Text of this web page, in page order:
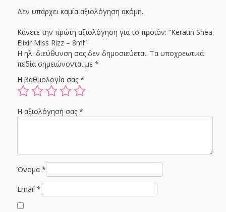
Δεν υπάρχει καμία αξιολόγηση ακόμη.
Κάνετε την πρώτη αξιολόγηση για το προϊόν: “Keratin Shea
Elixir Miss Rizz – 8ml”
Η ηλ. διεύθυνση σας δεν δημοσιεύεται. Τα υποχρεωτικά
πεδία σημειώνονται με *
Η βαθμολογία σας *
Η αξιολόγησή σας *
Όνομα *
Email *